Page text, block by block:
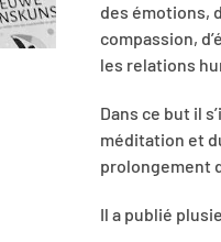
des émotions,
compassion,
les relations
Dans ce but il
méditation et
prolongement
Il a publié